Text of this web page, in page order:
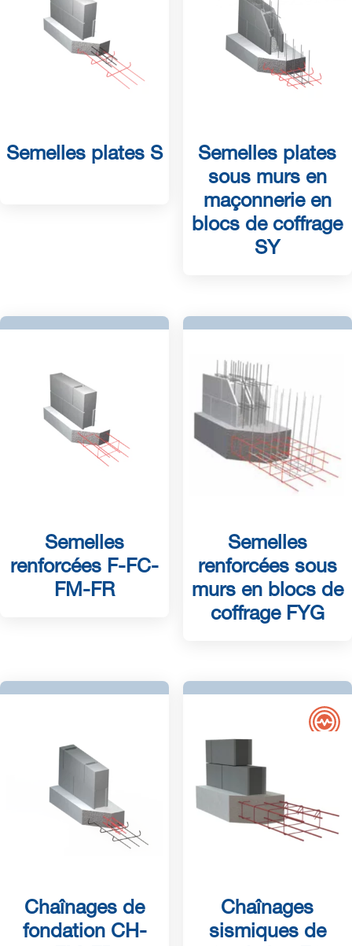
Semelles plates S
Semelles plates
sous murs en
maçonnerie en
blocs de coffrage
SY
Semelles
renforcées F-FC-
FM-FR
Semelles
renforcées sous
murs en blocs de
coffrage FYG
Chaînages de
fondation CH-
Chaînages
sismiques de